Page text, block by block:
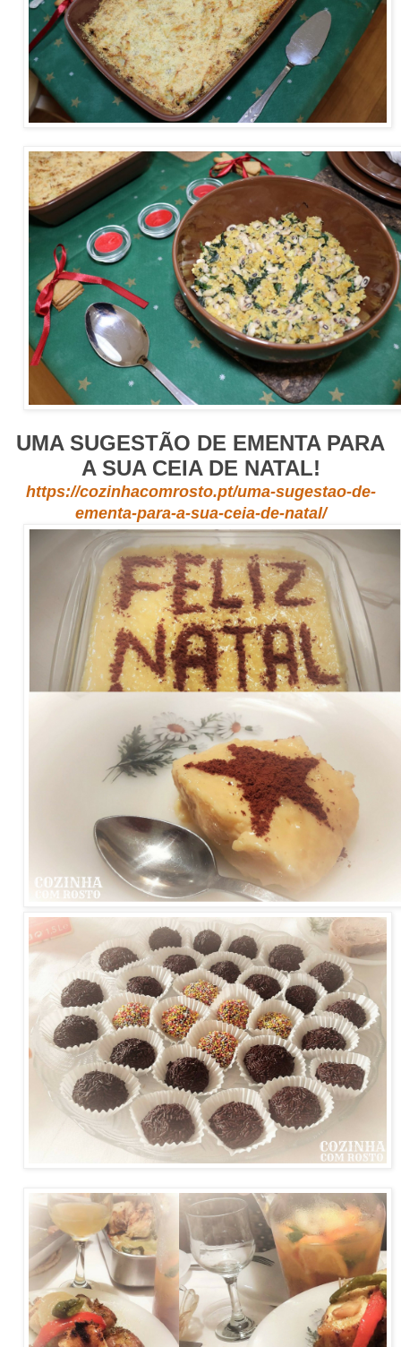
UMA SUGESTÃO DE EMENTA PARA
A SUA CEIA DE NATAL!
https://cozinhacomrosto.pt/uma-sugestao-de-
ementa-para-a-sua-ceia-de-natal/